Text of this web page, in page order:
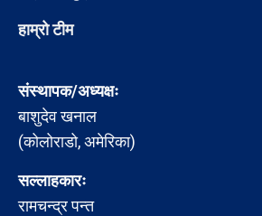
हाम्रो टीम
संस्थापक/अध्यक्षः
बाशुदेव खनाल
(कोलोराडो, अमेरिका)
सल्लाहकारः
रामचन्द्र पन्त